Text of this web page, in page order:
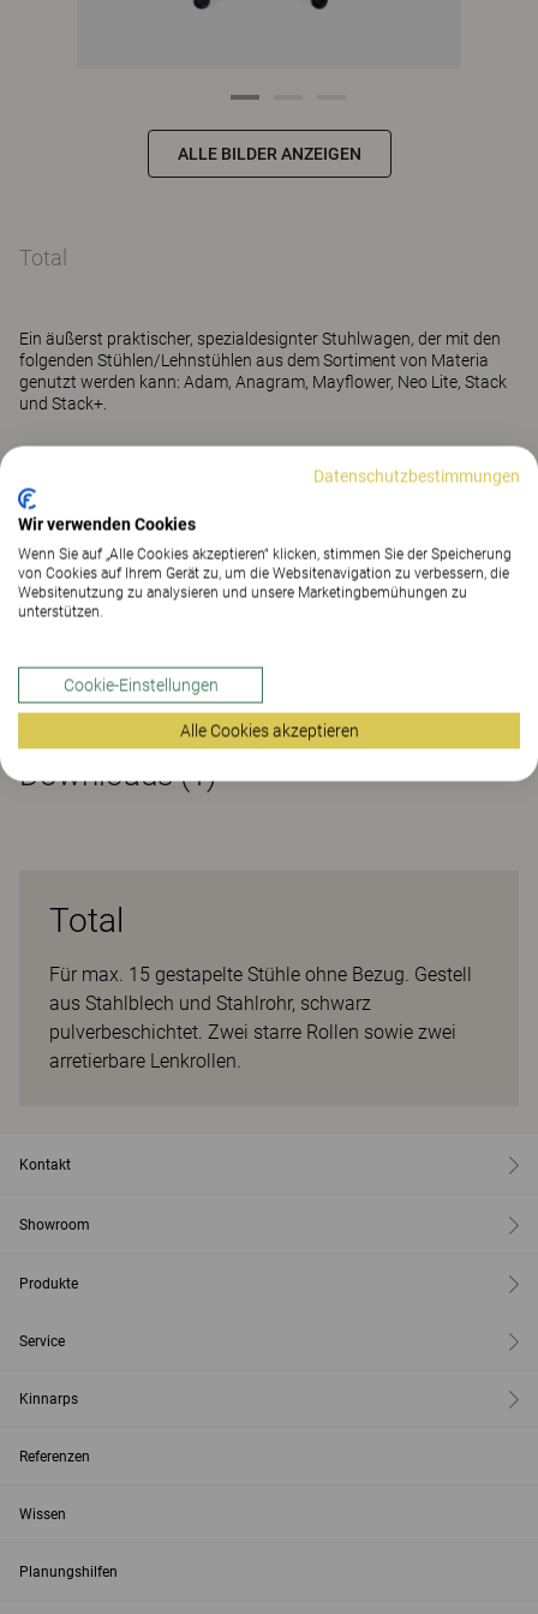
ALLE BILDER ANZEIGEN
Total
Ein äußerst praktischer, spezialdesignter Stuhlwagen, der mit den
folgenden Stühlen/Lehnstühlen aus dem Sortiment von Materia
genutzt werden kann: Adam, Anagram, Mayflower, Neo Lite, Stack
und Stack+.
KONTAKT
Downloads (1)
Downloads (1)
Total
Für max. 15 gestapelte Stühle ohne Bezug. Gestell
aus Stahlblech und Stahlrohr, schwarz
pulverbeschichtet. Zwei starre Rollen sowie zwei
arretierbare Lenkrollen.
Kontakt
Showroom
Produkte
Service
Kinnarps
Referenzen
Wissen
Planungshilfen
Datenschutzbestimmungen
Wir verwenden Cookies
Wenn Sie auf „Alle Cookies akzeptieren“ klicken, stimmen Sie der Speicherung
von Cookies auf Ihrem Gerät zu, um die Websitenavigation zu verbessern, die
Websitenutzung zu analysieren und unsere Marketingbemühungen zu
unterstützen.
Cookie-Einstellungen
Alle Cookies akzeptieren